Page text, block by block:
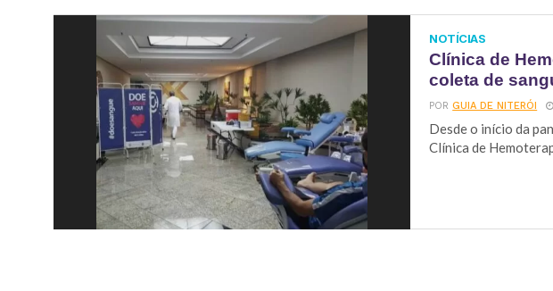
NOTÍCIAS
Clínica de
coleta de
PORGUIA DE NITERÓI
Desde o início da
Clínica de